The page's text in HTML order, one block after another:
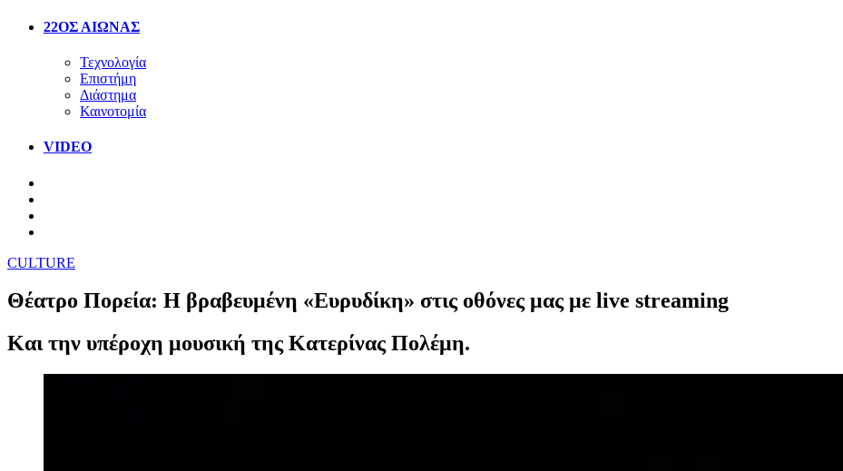
22ΟΣ ΑΙΩΝΑΣ
Τεχνολογία
Επιστήμη
Διάστημα
Καινοτομία
VIDEO
CULTURE
Θέατρο Πορεία: Η βραβευμένη «Ευρυδίκη» στις οθόνες μας με live streaming
Και την υπέροχη μουσική της Κατερίνας Πολέμη.